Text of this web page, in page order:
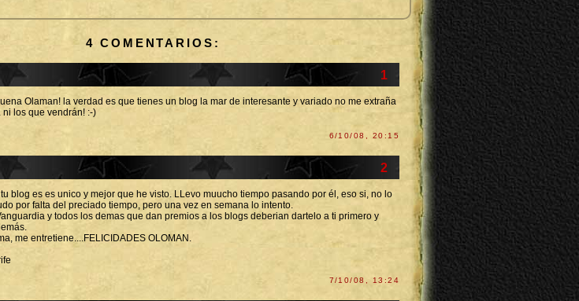
4 COMENTARIOS:
1
Olaman! la verdad es que tienes un blog la mar de interesante y variado no me extraña
ni los que vendrán! :-)
6/10/08, 20:15
2
blog es es unico y mejor que he visto. LLevo muucho tiempo pasando por él, eso si, no lo
por falta del preciado tiempo, pero una vez en semana lo intento.
y todos los demas que dan premios a los blogs deberian dartelo a ti primero y
me entretiene....FELICIDADES OLOMAN.
7/10/08, 13:24